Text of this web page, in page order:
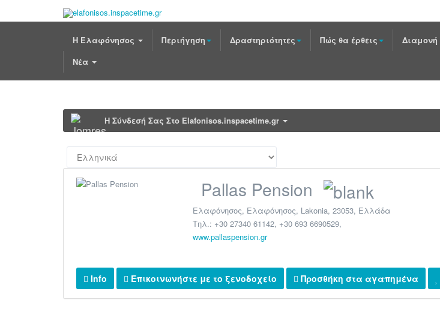
Η Ελαφόνησος Περιήγηση Δραστηριότητες Πώς θα έρθεις Διαμονή
Νέα
Η Σύνδεσή Σας Στο Elafonisos.inspacetime.gr
Pallas Pension
Ελαφόνησος, Ελαφόνησος, Lakonia, 23053, Ελλάδα
Τηλ.: +30 27340 61142, +30 693 6690529,
www.pallaspension.gr
Info Επικοινωνήστε με το ξενοδοχείο Προσθήκη στα αγαπημένα